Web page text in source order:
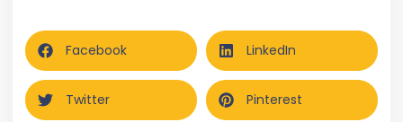
Facebook LinkedIn
Twitter Pinterest